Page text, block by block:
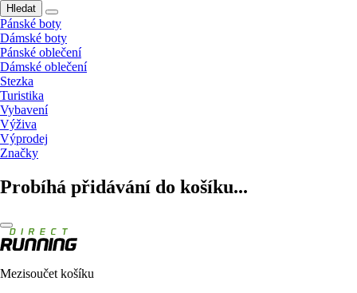
Hledat
Pánské boty
Dámské boty
Pánské oblečení
Dámské oblečení
Stezka
Turistika
Vybavení
Výživa
Výprodej
Značky
Probíhá přidávání do košíku...
Mezisoučet košíku